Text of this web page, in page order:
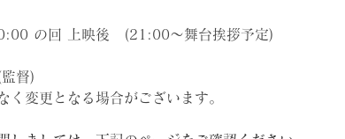
の回 上映後　(21:00～舞台挨拶予定)
督)
く変更となる場合がございます。